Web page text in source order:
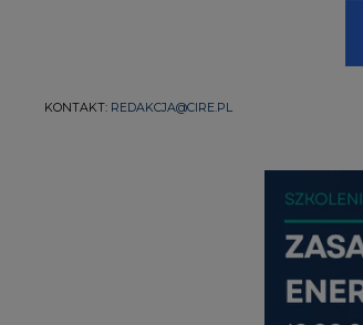
KONTAKT: REDAKCJA@CIRE.PL